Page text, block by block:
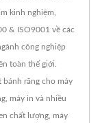
kinh nghiệm,
& ISO9001 về các
công nghiệp
toàn thế giới.
bánh răng cho máy
máy in và nhiều
chất lượng, máy